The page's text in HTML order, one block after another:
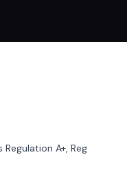
A+, Reg